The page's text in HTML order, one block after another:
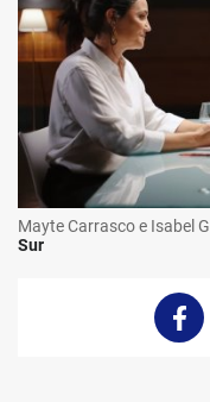
Mayte Carrasco e Isabel
Sur